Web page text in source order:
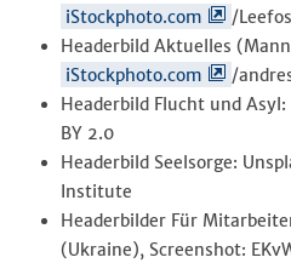
iStockphoto.com
/
Headerbild Aktuelles
iStockphoto.com
/
Headerbild Flucht und Asyl:
BY 2.0
Headerbild Seelsorge:
Institute
Headerbilder Für
(Ukraine), Screenshot: